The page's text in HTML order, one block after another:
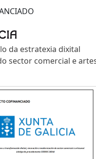
da estratexia dixital
sector comercial e